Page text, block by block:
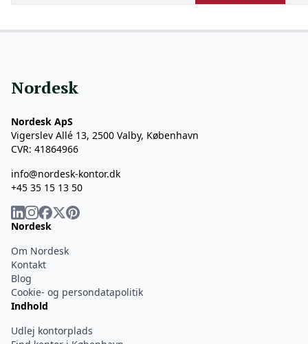
Nordesk
Nordesk ApS
Vigerslev Allé 13, 2500 Valby, København
CVR: 41864966
info@nordesk-kontor.dk
+45 35 15 13 50
Nordesk
Om Nordesk
Kontakt
Blog
Cookie- og persondatapolitik
Indhold
Udlej kontorplads